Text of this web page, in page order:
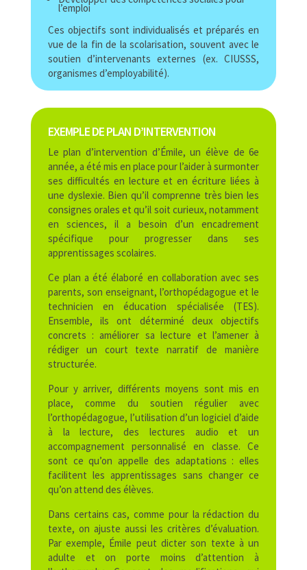
l’emploi
Ces objectifs sont individualisés et préparés en
vue de la fin de la scolarisation, souvent avec le
soutien d’intervenants externes (ex. CIUSSS,
organismes d’employabilité).
EXEMPLE DE PLAN D’INTERVENTION
Le plan d’intervention d’Émile, un élève de 6e
année, a été mis en place pour l’aider à surmonter
ses difficultés en lecture et en écriture liées à
une dyslexie. Bien qu’il comprenne très bien les
consignes orales et qu’il soit curieux, notamment
en sciences, il a besoin d’un encadrement
spécifique pour progresser dans ses
apprentissages scolaires.
Ce plan a été élaboré en collaboration avec ses
parents, son enseignant, l’orthopédagogue et le
technicien en éducation spécialisée (TES).
Ensemble, ils ont déterminé deux objectifs
concrets : améliorer sa lecture et l’amener à
rédiger un court texte narratif de manière
structurée.
Pour y arriver, différents moyens sont mis en
place, comme du soutien régulier avec
l’orthopédagogue, l’utilisation d’un logiciel d’aide
à la lecture, des lectures audio et un
accompagnement personnalisé en classe. Ce
sont ce qu’on appelle des adaptations : elles
facilitent les apprentissages sans changer ce
qu’on attend des élèves.
Dans certains cas, comme pour la rédaction du
texte, on ajuste aussi les critères d’évaluation.
Par exemple, Émile peut dicter son texte à un
adulte et on porte moins d’attention à